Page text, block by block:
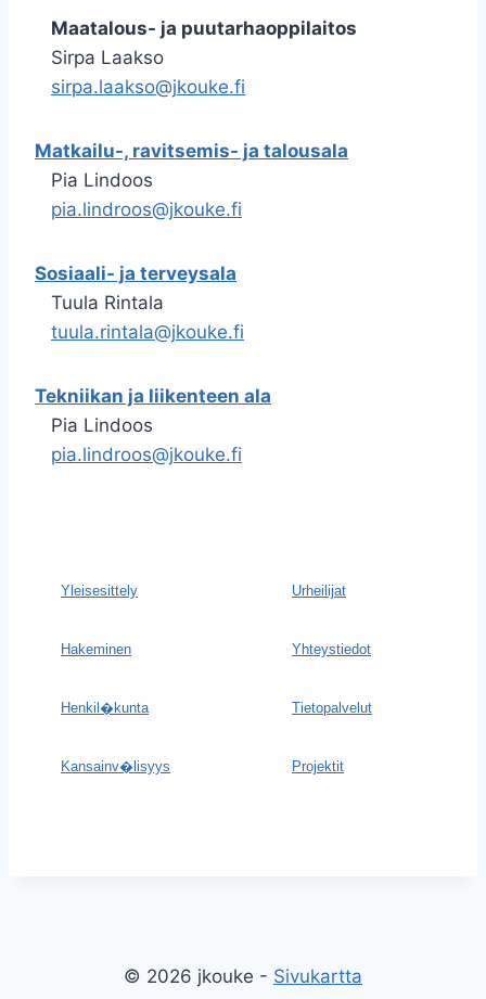
Maatalous- ja puutarhaoppilaitos
Sirpa Laakso
sirpa.laakso@jkouke.fi
Matkailu-, ravitsemis- ja talousala
Pia Lindoos
pia.lindroos@jkouke.fi
Sosiaali- ja terveysala
Tuula Rintala
tuula.rintala@jkouke.fi
Tekniikan ja liikenteen ala
Pia Lindoos
pia.lindroos@jkouke.fi
Yleisesittely Urheilijat
Hakeminen Yhteystiedot
Henkil�kunta Tietopalvelut
Kansainv�lisyys Projektit
© 2026 jkouke - Sivukartta